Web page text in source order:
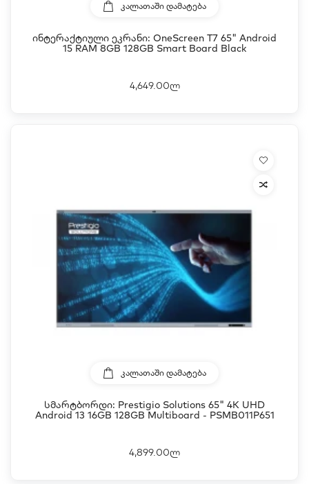
ᲙᲐᲚᲐᲗᲐᲨᲘ ᲓᲐᲛᲐᲢᲔᲑᲐ
Ინტერაქტიული Ეკრანი: OneScreen T7 65" Android
15 RAM 8GB 128GB Smart Board Black
4,649.00ლ
ᲙᲐᲚᲐᲗᲐᲨᲘ ᲓᲐᲛᲐᲢᲔᲑᲐ
Სმარტბორდი: Prestigio Solutions 65" 4K UHD
Android 13 16GB 128GB Multiboard - PSMB011P651
4,899.00ლ